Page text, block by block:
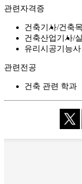
관련자격증
건축기사 건축
건축산업기사
유리시공기능사
관련전공
건축 관련 학과